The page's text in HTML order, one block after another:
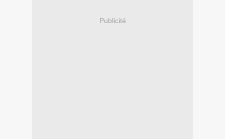
Publicité